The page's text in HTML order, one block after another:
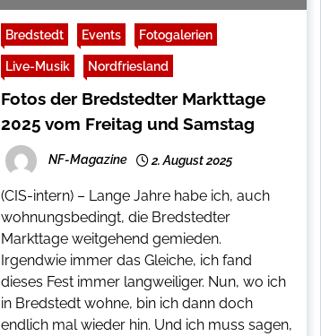
Bredstedt Events Fotogalerien
Live-Musik Nordfriesland
Fotos der Bredstedter Markttage
2025 vom Freitag und Samstag
NF-Magazine 2. August 2025
(CIS-intern) – Lange Jahre habe ich, auch
wohnungsbedingt, die Bredstedter
Markttage weitgehend gemieden.
Irgendwie immer das Gleiche, ich fand
dieses Fest immer langweiliger. Nun, wo ich
in Bredstedt wohne, bin ich dann doch
endlich mal wieder hin. Und ich muss sagen,